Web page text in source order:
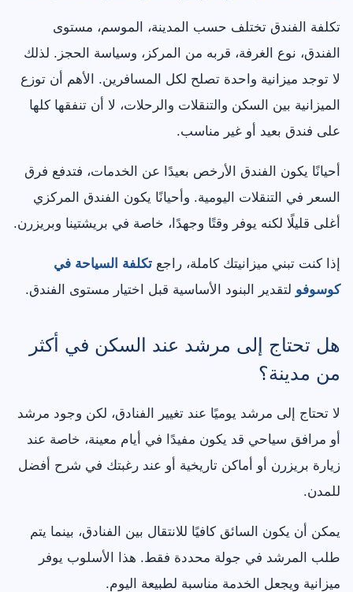
تكلفة الفندق تختلف حسب المدينة، الموسم، مستوى
الفندق، نوع الغرفة، قربه من المركز، وسياسة الحجز. لذلك
لا توجد ميزانية واحدة تصلح لكل المسافرين. الأهم أن توزع
الميزانية بين السكن والتنقلات والرحلات، لا أن تنفقها كلها
على فندق بعيد أو غير مناسب.
أحيانًا يكون الفندق الأرخص بعيدًا عن الخدمات، فتدفع فرق
السعر في التنقلات اليومية. وأحيانًا يكون الفندق المركزي
أغلى قليلًا لكنه يوفر وقتًا وجهدًا، خاصة في بريشتينا وبريزرن.
إذا كنت تبني ميزانيتك كاملة، راجع تكلفة السياحة في
كوسوفو لتقدير البنود الأساسية قبل اختيار مستوى الفندق.
هل تحتاج إلى مرشد عند السكن في أكثر
من مدينة؟
لا تحتاج إلى مرشد يوميًا عند تغيير الفنادق، لكن وجود مرشد
أو مرافق سياحي قد يكون مفيدًا في أيام معينة، خاصة عند
زيارة بريزرن أو أماكن تاريخية أو عند رغبتك في شرح أفضل
للمدن.
يمكن أن يكون السائق كافيًا للانتقال بين الفنادق، بينما يتم
طلب المرشد في جولة محددة فقط. هذا الأسلوب يوفر
ميزانية ويجعل الخدمة مناسبة لطبيعة اليوم.